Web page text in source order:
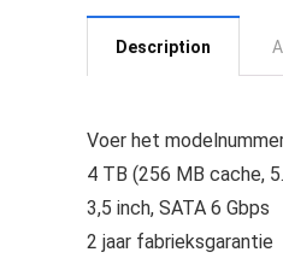
Description
Voer het
4 TB (256 MB cache,
3,5 inch, SATA 6 Gbps
2 jaar fabrieksgarantie